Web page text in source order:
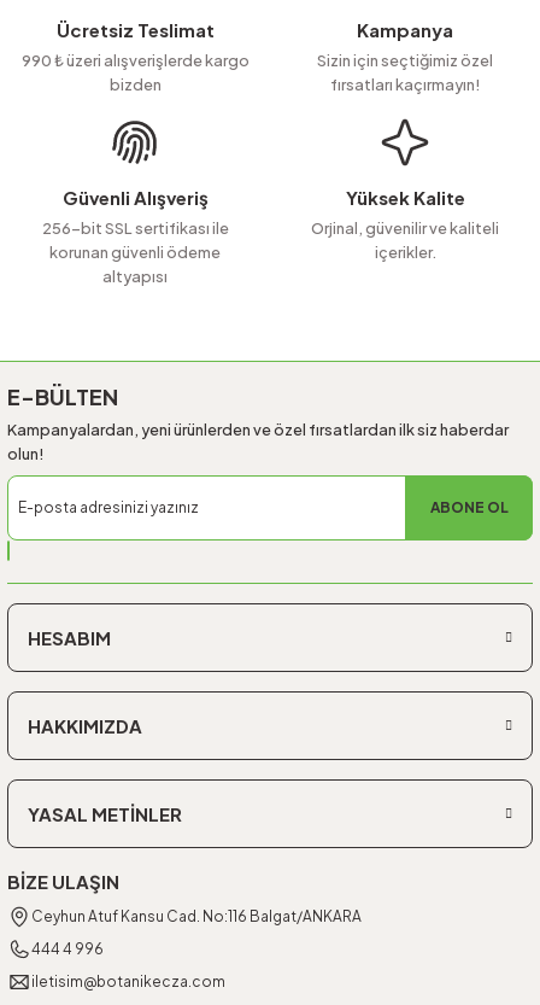
Ürün resmi kalitesiz, bozuk veya görüntülenemiyor.
Ürün açıklamasında eksik bilgiler bulunuyor.
Ürün bilgilerinde hatalar bulunuyor.
Ürün fiyatı diğer sitelerden daha pahalı.
Bu ürüne benzer farklı alternatifler olmalı.
Ücretsiz Teslimat
990 ₺ üzeri alışverişlerde kargo
bizden
Kampanya
Sizin için seçtiğimiz özel
fırsatları kaçırmayın!
Güvenli Alışveriş
256-bit SSL sertifikası ile
korunan güvenli ödeme
altyapısı
Yüksek Kalite
Orjinal, güvenilir ve kaliteli
içerikler.
E-BÜLTEN
Kampanyalardan, yeni ürünlerden ve özel fırsatlardan ilk siz haberdar
olun!
ABONE OL
HESABIM
HAKKIMIZDA
YASAL METİNLER
BİZE ULAŞIN
Ceyhun Atuf Kansu Cad. No:116 Balgat/ANKARA
444 4 996
iletisim@botanikecza.com